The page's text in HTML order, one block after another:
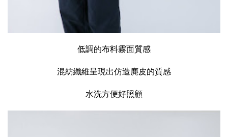
低調的布料霧面質感
混紡纖維呈現出仿造麂皮的質感
水洗方便好照顧